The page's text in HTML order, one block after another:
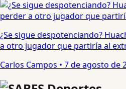
¿Se sigue despotenciando?
a otro jugador que partiría al
Carlos Campos • 7 de agosto de